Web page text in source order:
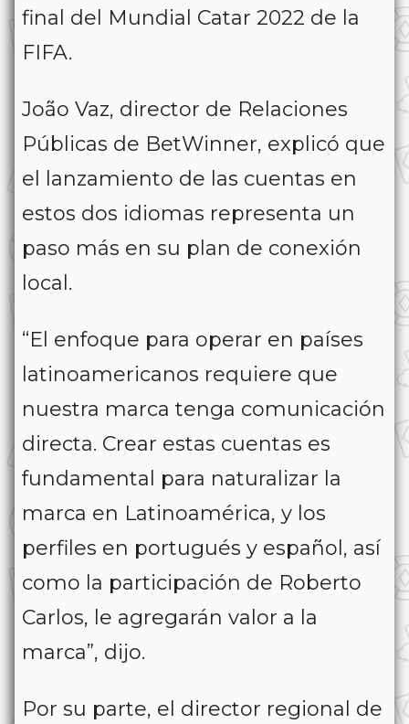
final del Mundial Catar 2022 de la
FIFA.
João Vaz, director de Relaciones
Públicas de BetWinner, explicó que
el lanzamiento de las cuentas en
estos dos idiomas representa un
paso más en su plan de conexión
local.
“El enfoque para operar en países
latinoamericanos requiere que
nuestra marca tenga comunicación
directa. Crear estas cuentas es
fundamental para naturalizar la
marca en Latinoamérica, y los
perfiles en portugués y español, así
como la participación de Roberto
Carlos, le agregarán valor a la
marca”, dijo.
Por su parte, el director regional de